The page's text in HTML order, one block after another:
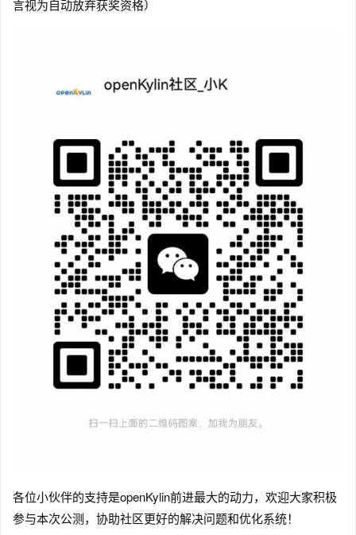
言视为自动放弃获奖资格）
各位小伙伴的支持是openKylin前进最大的动力，欢迎大家积极
参与本次公测，协助社区更好的解决问题和优化系统！